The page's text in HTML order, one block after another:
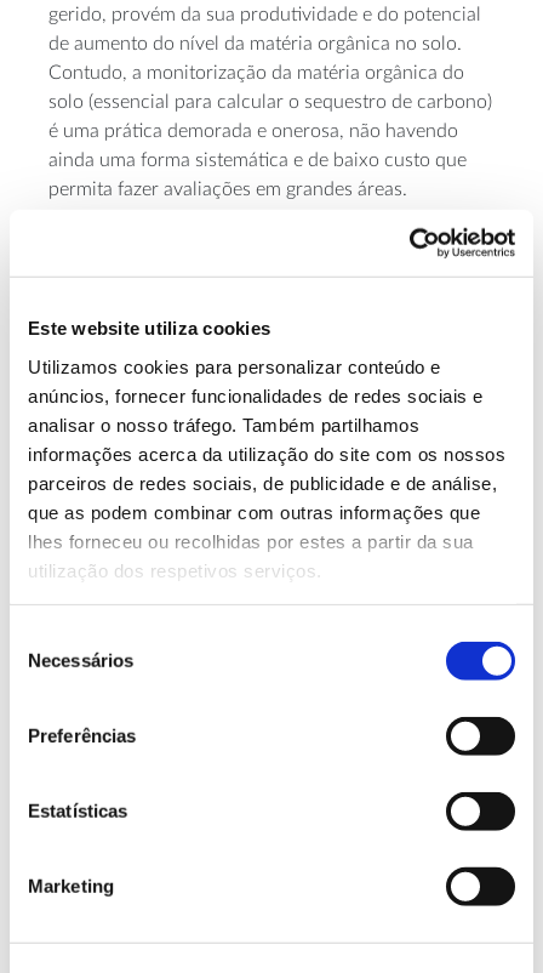
Este website utiliza cookies
Utilizamos cookies para personalizar conteúdo e
anúncios, fornecer funcionalidades de redes sociais e
analisar o nosso tráfego. Também partilhamos
informações acerca da utilização do site com os nossos
parceiros de redes sociais, de publicidade e de análise,
que as podem combinar com outras informações que
lhes forneceu ou recolhidas por estes a partir da sua
utilização dos respetivos serviços.
Necessários
Preferências
Estatísticas
Marketing
gerido, provém da sua produtividade e do potencial
de aumento do nível da matéria orgânica no solo.
Contudo, a monitorização da matéria orgânica do
solo (essencial para calcular o sequestro de carbono)
é uma prática demorada e onerosa, não havendo
ainda uma forma sistemática e de baixo custo que
permita fazer avaliações em grandes áreas.
Objetivos
– Promover conhecimento relativo ao solo, para
caracterização e potenciação dos serviços
– Criar uma abordagem metodológica que reduza o
custo de obtenção de informação sobre teores de
matéria orgânica no solo, para que possa ser
considerada na gestão;
– Desenvolver um método expedito para
amostragem e análise da matéria orgânica do solo;
matéria orgânica no solo em pastagens biodiversas a
pastagens biodiversas e os teores de matéria
– Divulgar o impacte quantificado das práticas sobre
a matéria orgânica do solo.